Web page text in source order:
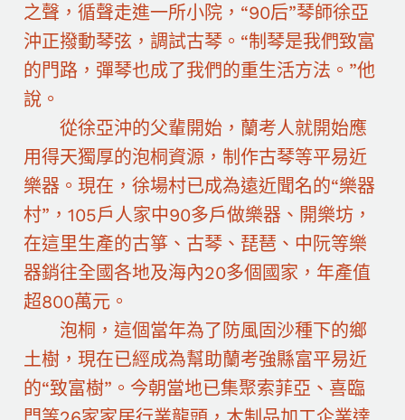
之聲，循聲走進一所小院，“90后”琴師徐亞
沖正撥動琴弦，調試古琴。“制琴是我們致富
的門路，彈琴也成了我們的重生活方法。”他
說。
從徐亞沖的父輩開始，蘭考人就開始應
用得天獨厚的泡桐資源，制作古琴等平易近
樂器。現在，徐場村已成為遠近聞名的“樂器
村”，105戶人家中90多戶做樂器、開樂坊，
在這里生產的古箏、古琴、琵琶、中阮等樂
器銷往全國各地及海內20多個國家，年產值
超800萬元。
泡桐，這個當年為了防風固沙種下的鄉
土樹，現在已經成為幫助蘭考強縣富平易近
的“致富樹”。今朝當地已集聚索菲亞、喜臨